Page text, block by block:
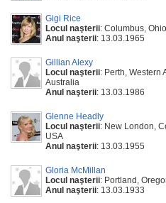
Gigi Rice
Locul naşterii: Columbus,
Anul naşterii: 13.03.1965
Gillian Alexy
Locul naşterii: Perth, Western
Australia
Anul naşterii: 13.03.1986
Glenne Headly
Locul naşterii: New London,
USA
Anul naşterii: 13.03.1955
Gloria McMillan
Locul naşterii: Portland,
Anul naşterii: 13.03.1933